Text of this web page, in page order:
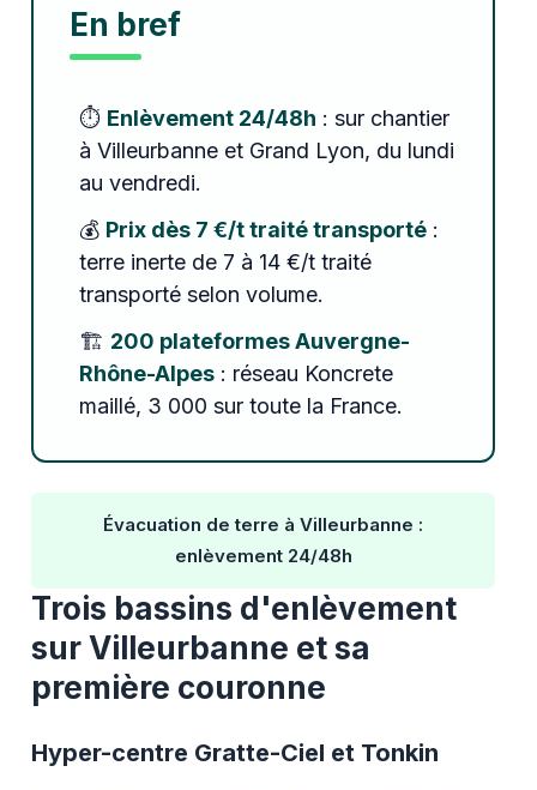
En bref
⏱️ Enlèvement 24/48h : sur chantier
à Villeurbanne et Grand Lyon, du lundi
au vendredi.
💰 Prix dès 7 €/t traité transporté:
terre inerte de 7 à 14 €/t traité
transporté selon volume.
🏗️ 200 plateformes Auvergne-
Rhône-Alpes: réseau Koncrete
maillé, 3 000 sur toute la France.
Évacuation de terre à Villeurbanne :
enlèvement 24/48h
Trois bassins d'enlèvement
sur Villeurbanne et sa
première couronne
Hyper-centre Gratte-Ciel et Tonkin